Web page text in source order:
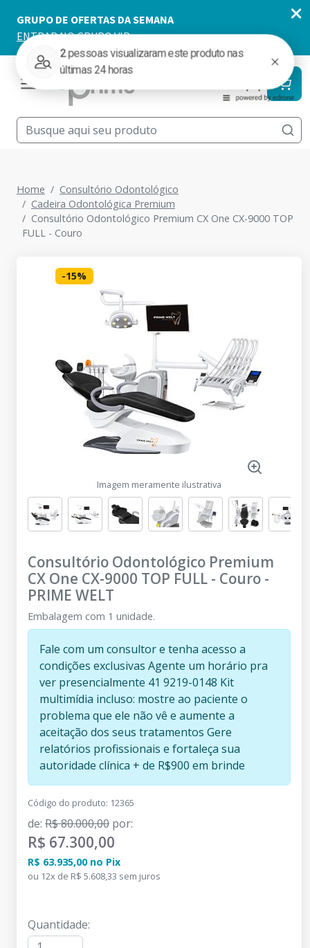
Home
Consultório Odontológico
Cadeira Odontológica Premium
Consultório Odontológico Premium CX One CX-9000 TOP
FULL - Couro
-15%
Imagem meramente ilustrativa
Consultório Odontológico Premium
CX One CX-9000 TOP FULL - Couro -
PRIME WELT
Embalagem com 1 unidade.
Fale com um consultor e tenha acesso a
condições exclusivas Agente um horário pra
ver presencialmente 41 9219-0148 Kit
multimídia incluso: mostre ao paciente o
problema que ele não vê e aumente a
aceitação dos seus tratamentos Gere
relatórios profissionais e fortaleça sua
autoridade clínica + de R$900 em brinde
Código do produto: 12365
de: R$ 80.000,00 por:
R$ 67.300,00
R$ 63.935,00 no Pix
ou 12x de R$ 5.608,33 sem juros
Quantidade: